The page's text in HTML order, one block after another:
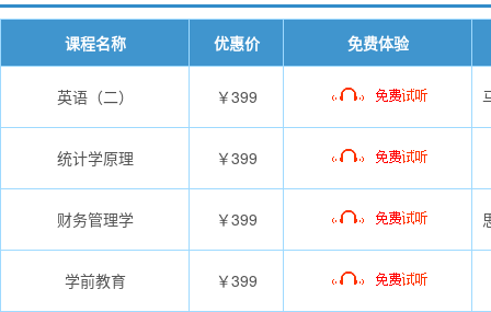
课程名称 优惠价 免费体验
英语（二） ￥399
统计学原理 ￥399
财务管理学 ￥399
学前教育 ￥399